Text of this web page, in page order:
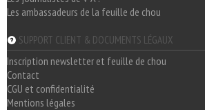
Les ambassadeurs de la feuille de chou
SUPPORT CLIENT & DOCUMENTS LÉGAUX
Inscription newsletter et feuille de chou
Contact
CGU et confidentialité
Mentions légales